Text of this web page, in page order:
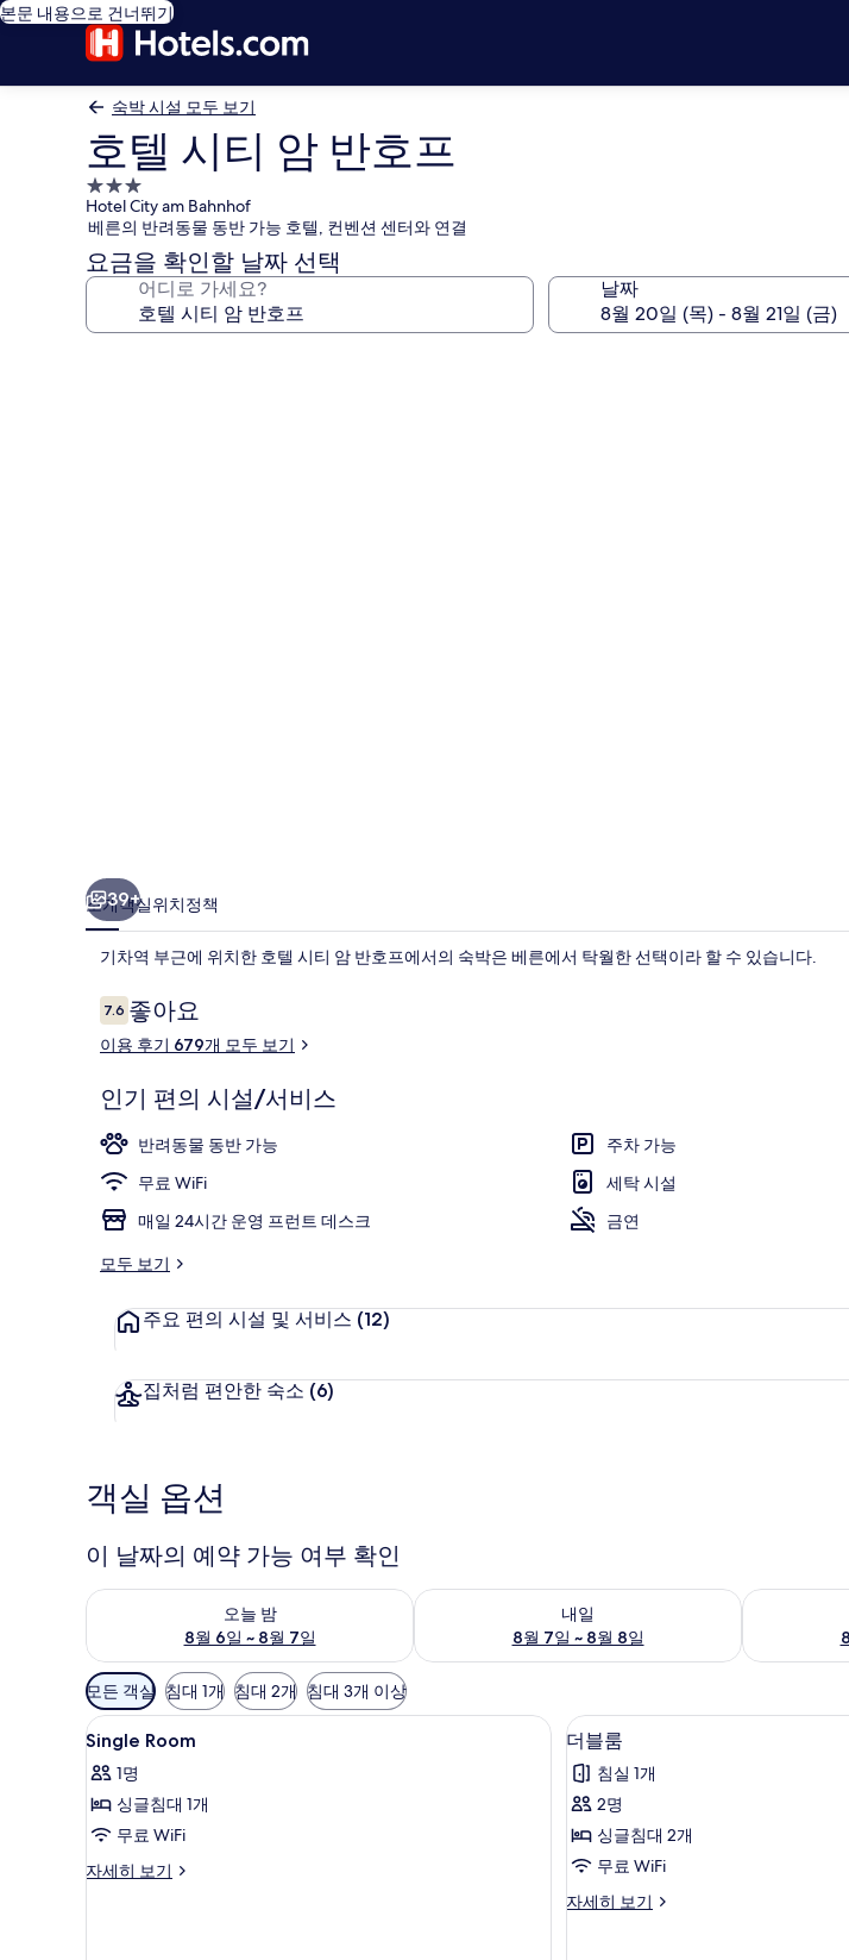
본문 내용으로 건너뛰기
숙박 시설 모두 보기
호텔 시티 암 반호프
3.0
성
급
숙
박
Hotel City am Bahnhof
베른의 반려동물 동반 가능 호텔, 컨벤션 센터와 연결
요금을 확인할 날짜 선택
어디로 가세요? 날짜
39+
소개객실위치정책
기차역 부근에 위치한 호텔 시티 암 반호프에서의 숙박은 베른에서 탁월한 선택이라 할 수 있습니다.
이
용
후
7.610점 만점 중 7.6점.
좋아요
이용 후기 679개 모두 보기
인기 편의 시설/서비스
반려동물 동반 가능
주차 가능
무료 WiFi
세탁 시설
매일 24시간 운영 프런트 데스크
금연
모두 보기
주요 편의 시설 및 서비스 (12)
집처럼 편안한 숙소 (6)
객실 옵션
이 날짜의 예약 가능 여부 확인
오늘 밤
8월 6일 ~ 8월 7일
오늘 밤 예약 가능 여부 확인, 8월 6일 ~ 8월 7일
내일
8월 7일 ~ 8월 8일
내일 예약 가능 여부 확인, 8월 7일 ~ 8월 8일이번 주말
객
실
에
사
용
가
능
한
모든 객실 침대 1개 침대 2개 침대 3개 이상
Single
Room
사
진
모
두
미니바, 객실 내 금고, 책상, 암막 커튼
6
Single Room
1명
싱글침대 1개
무료 WiFi
자세히 보기
Single
더
블
룸
사
진
두
더블
6
더블룸
침실 1개
2명
싱글침대 2개
무료 WiFi
자세히 보기
더